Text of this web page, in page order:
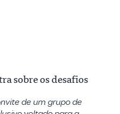
sobre os desafios
de um grupo de